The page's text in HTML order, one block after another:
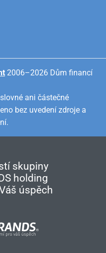
2006–2026 Dům financí
ani částečné
bez uvedení zdroje a
skupiny
holding
úspěch